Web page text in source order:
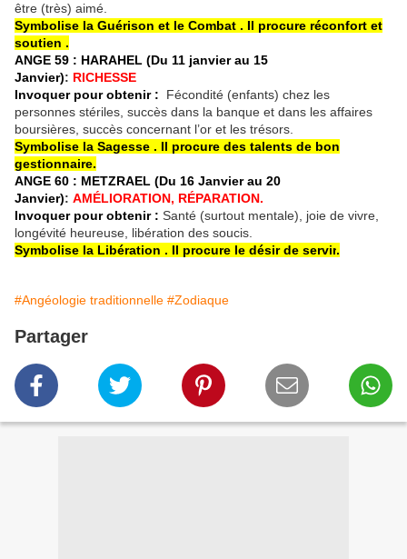
être (très) aimé.
Symbolise la Guérison et le Combat . Il procure réconfort et
soutien .
ANGE 59 : HARAHEL (Du 11 janvier au 15
Janvier): RICHESSE
Invoquer pour obtenir :
Fécondité (enfants) chez les
personnes stériles, succès dans la banque et dans les affaires
boursières, succès concernant l’or et les trésors.
Symbolise la Sagesse . Il procure des talents de bon
gestionnaire.
ANGE 60 : METZRAEL (Du 16 Janvier au 20
Janvier): AMÉLIORATION, RÉPARATION.
Invoquer pour obtenir : Santé (surtout mentale), joie de vivre,
longévité heureuse, libération des soucis.
Symbolise la Libération . Il procure le désir de servir.
#Angéologie traditionnelle #Zodiaque
Partager